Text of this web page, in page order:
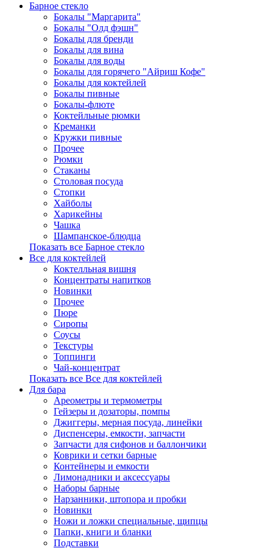
Барное стекло
Бокалы "Маргарита"
Бокалы "Олд фэшн"
Бокалы для бренди
Бокалы для вина
Бокалы для воды
Бокалы для горячего "Айриш Кофе"
Бокалы для коктейлей
Бокалы пивные
Бокалы-флюте
Коктейльные рюмки
Креманки
Кружки пивные
Прочее
Рюмки
Стаканы
Столовая посуда
Стопки
Хайболы
Харикейны
Чашка
Шампанское-блюдца
Показать все Барное стекло
Все для коктейлей
Коктелльная вишня
Концентраты напитков
Новинки
Прочее
Пюре
Сиропы
Соусы
Текстуры
Топпинги
Чай-концентрат
Показать все Все для коктейлей
Для бара
Ареометры и термометры
Гейзеры и дозаторы, помпы
Джиггеры, мерная посуда, линейки
Диспенсеры, емкости, запчасти
Запчасти для сифонов и баллончики
Коврики и сетки барные
Контейнеры и емкости
Лимонадники и аксессуары
Наборы барные
Нарзанники, штопора и пробки
Новинки
Ножи и ложки специальные, щипцы
Папки, книги и бланки
Подставки